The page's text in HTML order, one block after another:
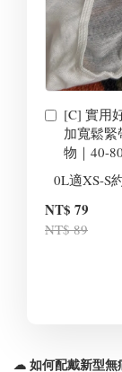
[C] 實用
加寬鬆
物｜40-
NT$ 79
NT$ 89
☁ 如何配戴新型無